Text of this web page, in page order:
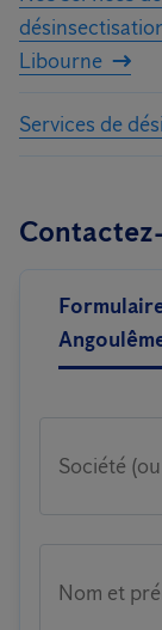
Libourne
Services de
Société
Nom et